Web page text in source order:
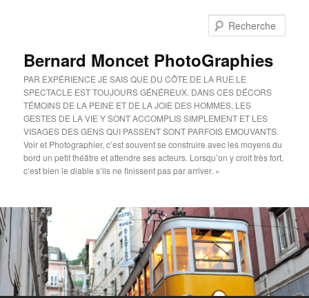
Bernard Moncet PhotoGraphies
PAR EXPÉRIENCE JE SAIS QUE DU CÔTE DE LA RUE LE
SPECTACLE EST TOUJOURS GÉNÉREUX. DANS CES DÉCORS
TÉMOINS DE LA PEINE ET DE LA JOIE DES HOMMES, LES
GESTES DE LA VIE Y SONT ACCOMPLIS SIMPLEMENT ET LES
VISAGES DES GENS QUI PASSENT SONT PARFOIS EMOUVANTS.
Voir et Photographier, c’est souvent se construire avec les moyens du
bord un petit théâtre et attendre ses acteurs. Lorsqu’on y croit très fort,
c’est bien le diable s’ils ne finissent pas par arriver. »